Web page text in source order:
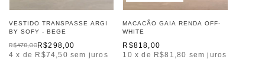
VESTIDO TRANSPASSE ARGI
BY SOFY - BEGE
R$298,00
R$478,00
4 x de R$74,50 sem juros
MACACÃO GAIA RENDA OFF-
WHITE
R$818,00
10 x de R$81,80 sem juros